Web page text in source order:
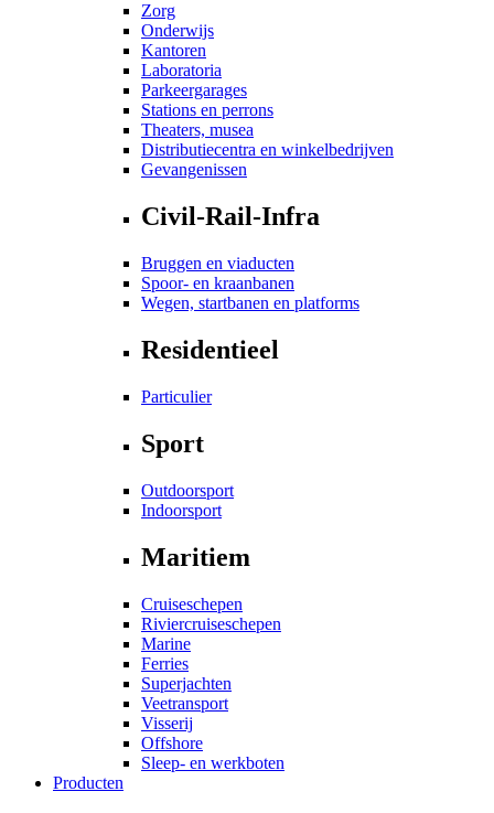
Zorg
Onderwijs
Kantoren
Laboratoria
Parkeergarages
Stations en perrons
Theaters, musea
Distributiecentra en winkelbedrijven
Gevangenissen
Civil-Rail-Infra
Bruggen en viaducten
Spoor- en kraanbanen
Wegen, startbanen en platforms
Residentieel
Particulier
Sport
Outdoorsport
Indoorsport
Maritiem
Cruiseschepen
Riviercruiseschepen
Marine
Ferries
Superjachten
Veetransport
Visserij
Offshore
Sleep- en werkboten
Producten